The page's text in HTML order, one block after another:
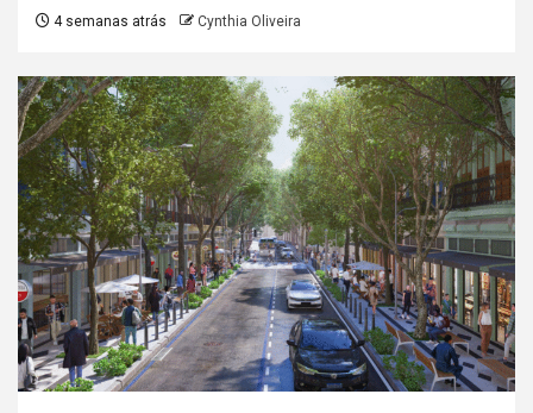
4 semanas atrás Cynthia Oliveira